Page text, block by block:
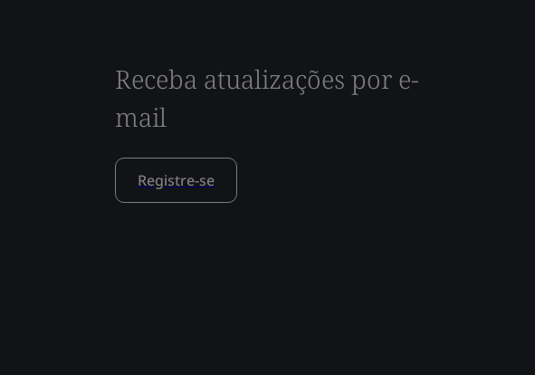
Receba atualizações por e-
mail
Registre-se